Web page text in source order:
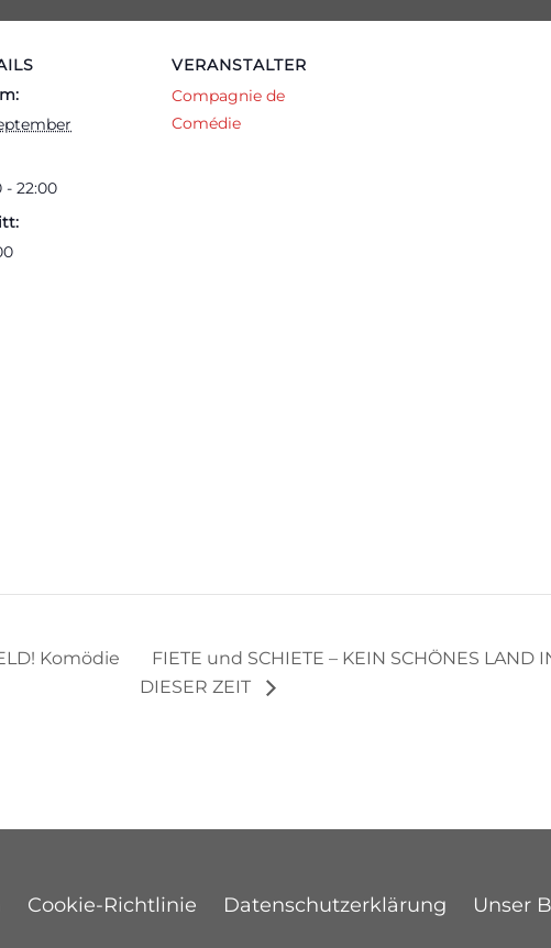
- 22:00
VERANSTALTER
Compagnie de
Comédie
Komödie
FIETE und SCHIETE – KEIN SCHÖNES LAND
DIESER ZEIT
Cookie-Richtlinie Datenschutzerklärung Unser